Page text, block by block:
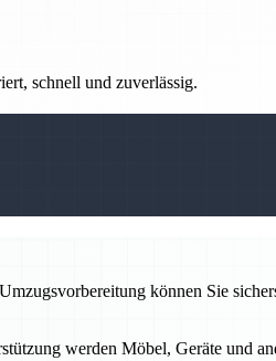
schnell und zuverlässig.
können Sie
werden Möbel, Geräte und